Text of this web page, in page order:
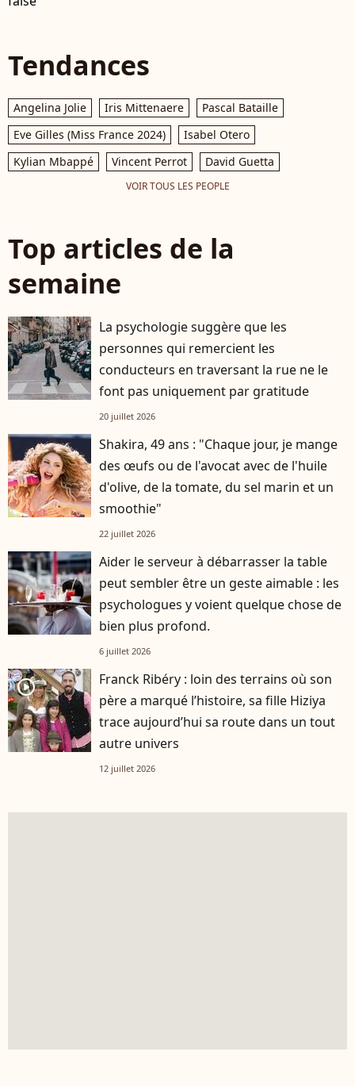
Tendances
Angelina Jolie Iris Mittenaere
Pascal Bataille
Eve Gilles (Miss France 2024)
Isabel Otero
Kylian Mbappé
Vincent Perrot David Guetta
VOIR TOUS LES PEOPLE
Top articles de la
semaine
La psychologie suggère que les
personnes qui remercient les
conducteurs en traversant la rue ne le
font pas uniquement par gratitude
20 juillet 2026
Shakira, 49 ans : "Chaque jour, je mange
des œufs ou de l'avocat avec de l'huile
d'olive, de la tomate, du sel marin et un
smoothie"
22 juillet 2026
Aider le serveur à débarrasser la table
peut sembler être un geste aimable : les
psychologues y voient quelque chose de
bien plus profond.
6 juillet 2026
player2
Franck Ribéry : loin des terrains où son
père a marqué l’histoire, sa fille Hiziya
trace aujourd’hui sa route dans un tout
autre univers
12 juillet 2026